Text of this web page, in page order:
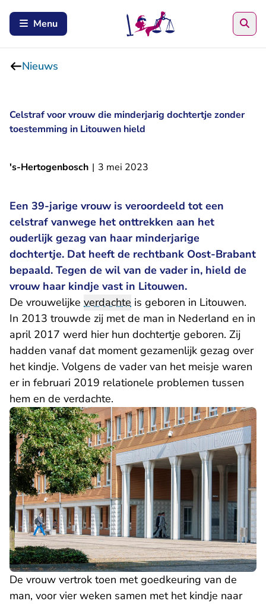
Menu
Nieuws
Celstraf voor vrouw die minderjarig dochtertje zonder
toestemming in Litouwen hield
's-Hertogenbosch | 3 mei 2023
Een 39-jarige vrouw is veroordeeld tot een
celstraf vanwege het onttrekken aan het
ouderlijk gezag van haar minderjarige
dochtertje. Dat heeft de rechtbank Oost-Brabant
bepaald. Tegen de wil van de vader in, hield de
vrouw haar kindje vast in Litouwen.
De vrouwelijke verdachte is geboren in Litouwen.
In 2013 trouwde zij met de man in Nederland en in
april 2017 werd hier hun dochtertje geboren. Zij
hadden vanaf dat moment gezamenlijk gezag over
het kindje. Volgens de vader van het meisje waren
er in februari 2019 relationele problemen tussen
hem en de verdachte.
De vrouw vertrok toen met goedkeuring van de
man, voor vier weken samen met het kindje naar